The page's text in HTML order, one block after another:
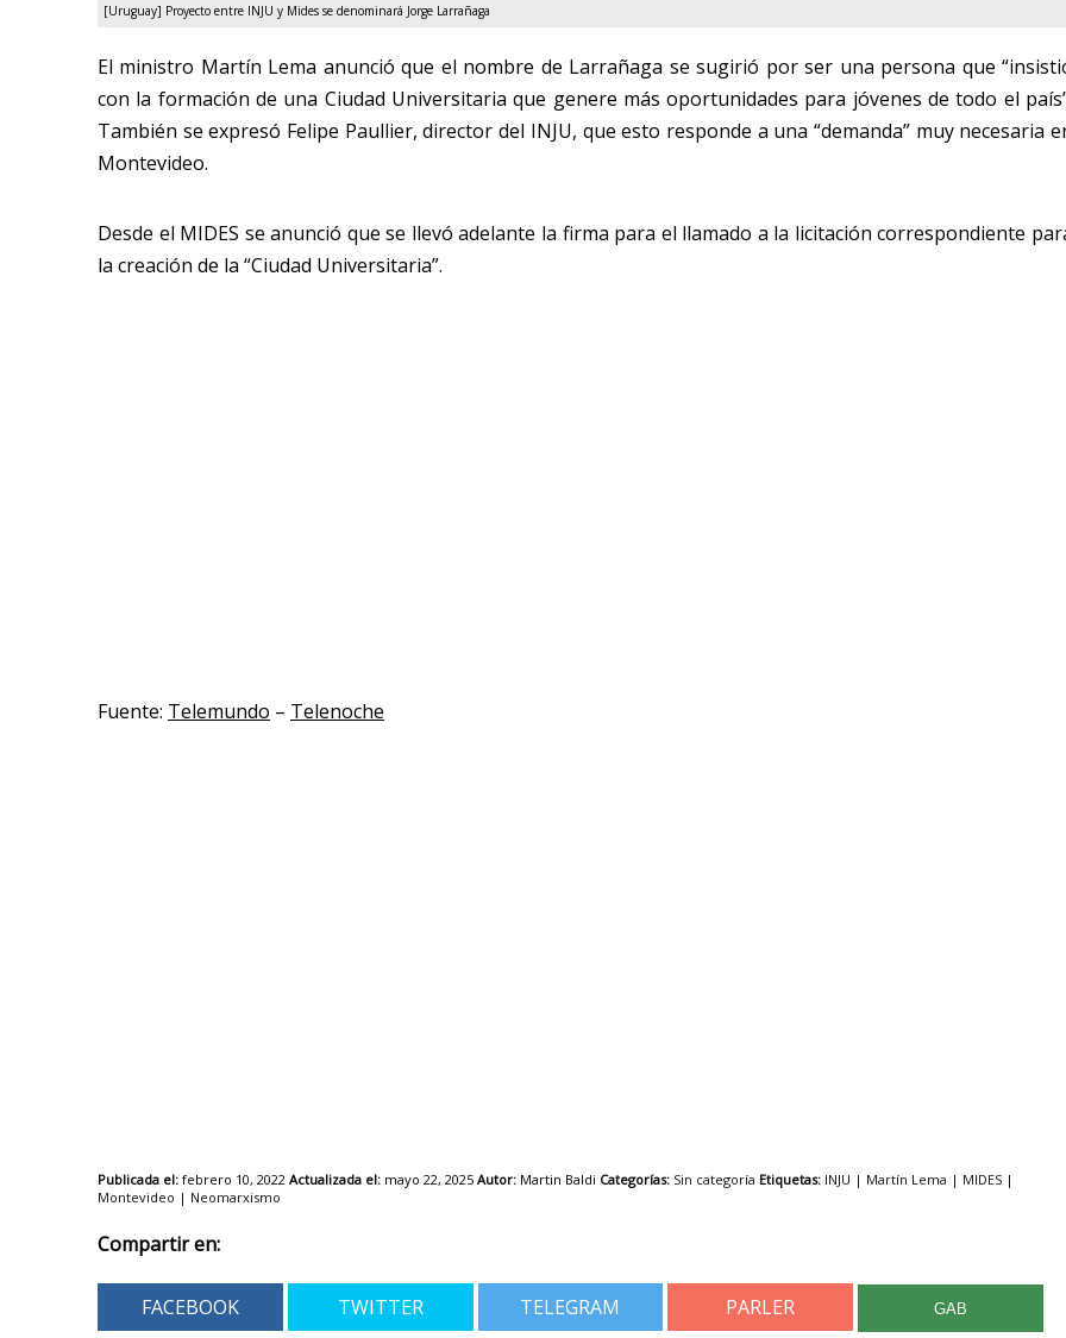
[Uruguay] Proyecto entre INJU y Mides se denominará Jorge Larrañaga
El ministro Martín Lema anunció que el nombre de Larrañaga se sugirió por ser una persona que
con la formación de una Ciudad Universitaria que genere más oportunidades para jóvenes de todo el
También se expresó Felipe Paullier, director del INJU, que esto responde a una “demanda” muy necesaria
Montevideo.
Desde el MIDES se anunció que se llevó adelante la firma para el llamado a la licitación correspondiente
la creación de la “Ciudad Universitaria”.
Fuente: Telemundo – Telenoche
Publicada el: febrero 10, 2022 Actualizada el: mayo 22, 2025 Autor: Martin Baldi Categorías: Sin categoría Etiquetas: INJU | Martín Lema | MIDES |
Montevideo | Neomarxismo
Compartir en:
FACEBOOK TWITTER TELEGRAM PARLER GAB